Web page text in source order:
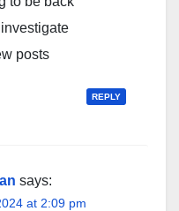
posts
REPLY
says:
at 2:09 pm